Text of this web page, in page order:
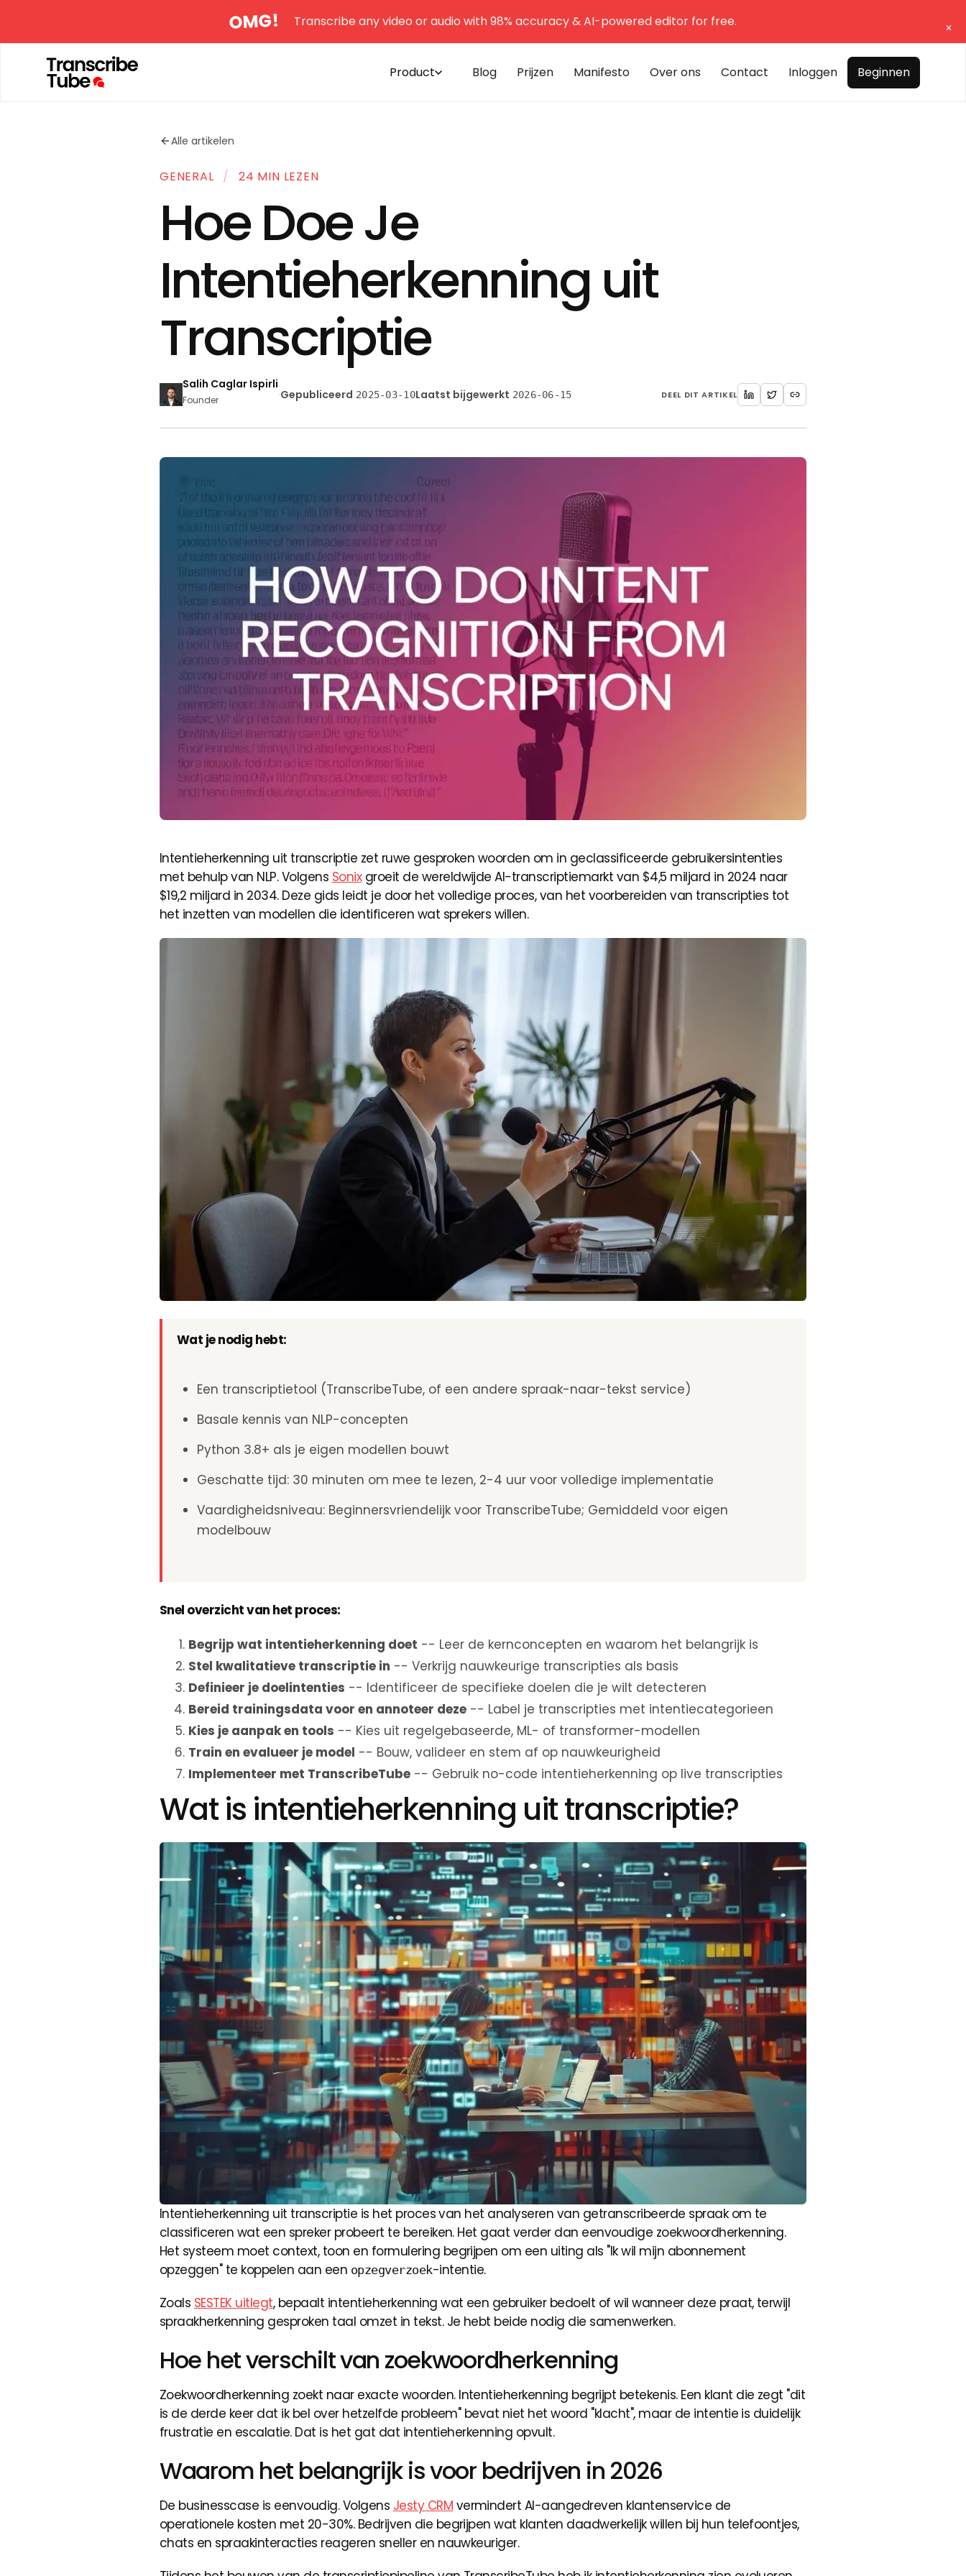
OMG! Transcribe any video or audio with 98% accuracy & AI-powered editor for free.
Product Blog Prijzen Manifesto Over ons Contact Inloggen Beginnen
Alle artikelen
GENERAL / 24 MIN LEZEN
Hoe Doe Je
Intentieherkenning uit
Transcriptie
Salih Caglar Ispirli
Founder ·Gepubliceerd 2025-03-10Laatst bijgewerkt 2026-06-15 DEEL DIT ARTIKEL
Intentieherkenning uit transcriptie zet ruwe gesproken woorden om in geclassificeerde gebruikersintenties
met behulp van NLP. Volgens Sonixgroeit de wereldwijde AI-transcriptiemarkt van $4,5 miljard in 2024 naar
$19,2 miljard in 2034. Deze gids leidt je door het volledige proces, van het voorbereiden van transcripties tot
het inzetten van modellen die identificeren wat sprekers willen.
Wat je nodig hebt:
Een transcriptietool (TranscribeTube, of een andere spraak-naar-tekst service)
Basale kennis van NLP-concepten
Python 3.8+ als je eigen modellen bouwt
Geschatte tijd: 30 minuten om mee te lezen, 2-4 uur voor volledige implementatie
Vaardigheidsniveau: Beginnersvriendelijk voor TranscribeTube; Gemiddeld voor eigen
modelbouw
Snel overzicht van het proces:
Begrijp wat intentieherkenning doet -- Leer de kernconcepten en waarom het belangrijk is
Stel kwalitatieve transcriptie in -- Verkrijg nauwkeurige transcripties als basis
Definieer je doelintenties -- Identificeer de specifieke doelen die je wilt detecteren
Bereid trainingsdata voor en annoteer deze -- Label je transcripties met intentiecategorieen
Kies je aanpak en tools -- Kies uit regelgebaseerde, ML- of transformer-modellen
Train en evalueer je model -- Bouw, valideer en stem af op nauwkeurigheid
Implementeer met TranscribeTube -- Gebruik no-code intentieherkenning op live transcripties
Wat is intentieherkenning uit transcriptie?
Intentieherkenning uit transcriptie is het proces van het analyseren van getranscribeerde spraak om te
classificeren wat een spreker probeert te bereiken. Het gaat verder dan eenvoudige zoekwoordherkenning.
Het systeem moet context, toon en formulering begrijpen om een uiting als "Ik wil mijn abonnement
opzeggen" te koppelen aan een opzegverzoek-intentie.
Zoals SESTEK uitlegt, bepaalt intentieherkenning wat een gebruiker bedoelt of wil wanneer deze praat, terwijl
spraakherkenning gesproken taal omzet in tekst. Je hebt beide nodig die samenwerken.
Hoe het verschilt van zoekwoordherkenning
Zoekwoordherkenning zoekt naar exacte woorden. Intentieherkenning begrijpt betekenis. Een klant die zegt "dit
is de derde keer dat ik bel over hetzelfde probleem" bevat niet het woord "klacht", maar de intentie is duidelijk
frustratie en escalatie. Dat is het gat dat intentieherkenning opvult.
Waarom het belangrijk is voor bedrijven in 2026
De businesscase is eenvoudig. Volgens Jesty CRM vermindert AI-aangedreven klantenservice de
operationele kosten met 20-30%. Bedrijven die begrijpen wat klanten daadwerkelijk willen bij hun telefoontjes,
chats en spraakinteracties reageren sneller en nauwkeuriger.